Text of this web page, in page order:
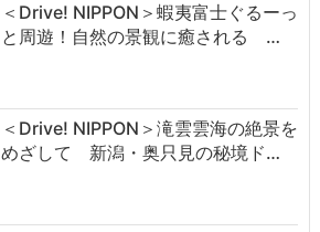
＜Drive! NIPPON＞蝦夷富士ぐるーっ
と周遊！自然の景観に癒される …
＜Drive! NIPPON＞滝雲雲海の絶景を
めざして 新潟・奥只見の秘境ド…